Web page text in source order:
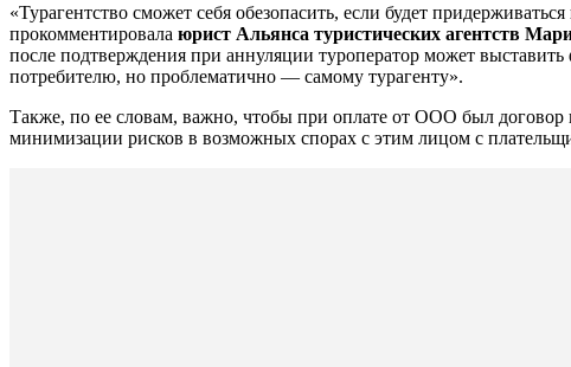
«Турагентство сможет себя обезопасить, если будет
прокомментировала юрист Альянса туристических агентств
после подтверждения при аннуляции туроператор может
потребителю, но проблематично — самому турагенту».
Также, по ее словам, важно, чтобы при оплате от ООО был договор
минимизации рисков в возможных спорах с этим лицом с